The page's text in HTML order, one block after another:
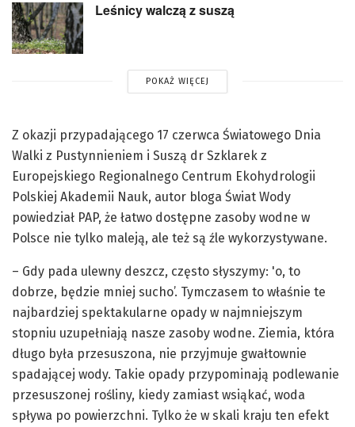
Leśnicy walczą z suszą
POKAŻ WIĘCEJ
Z okazji przypadającego 17 czerwca Światowego Dnia
Walki z Pustynnieniem i Suszą dr Szklarek z
Europejskiego Regionalnego Centrum Ekohydrologii
Polskiej Akademii Nauk, autor bloga Świat Wody
powiedział PAP, że łatwo dostępne zasoby wodne w
Polsce nie tylko maleją, ale też są źle wykorzystywane.
– Gdy pada ulewny deszcz, często słyszymy: 'o, to
dobrze, będzie mniej sucho’. Tymczasem to właśnie te
najbardziej spektakularne opady w najmniejszym
stopniu uzupełniają nasze zasoby wodne. Ziemia, która
długo była przesuszona, nie przyjmuje gwałtownie
spadającej wody. Takie opady przypominają podlewanie
przesuszonej rośliny, kiedy zamiast wsiąkać, woda
spływa po powierzchni. Tylko że w skali kraju ten efekt